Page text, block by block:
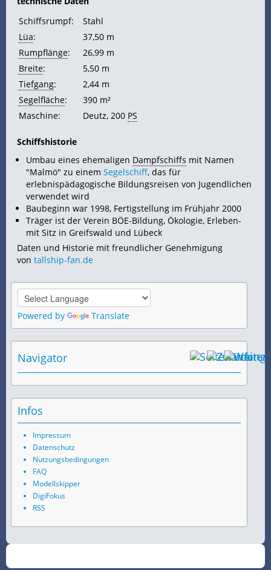
Schiffsrumpf:
Stahl
Lüa:
37,50 m
Rumpflänge:
26,99 m
Breite:
5,50 m
Tiefgang:
2,44 m
Segelfläche:
390 m²
Maschine:
Deutz, 200 PS
Schiffshistorie
Umbau eines ehemaligen Dampfschiffs mit Namen
"Malmö" zu einem Segelschiff, das für
erlebnispädagogische Bildungsreisen von Jugendlichen
verwendet wird
Baubeginn war 1998, Fertigstellung im Frühjahr 2000
Träger ist der Verein BÖE-Bildung, Ökologie, Erleben-
mit Sitz in Greifswald und Lübeck
Daten und Historie mit freundlicher Genehmigung
von tallship-fan.de
Powered by Translate
Navigator
Infos
Impressum
Datenschutz
Nutzungsbedingungen
FAQ
Modellskipper
DigiFokus
RSS